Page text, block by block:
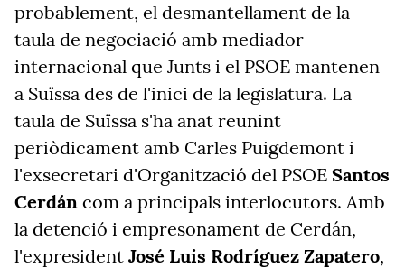
probablement, el desmantellament de la
taula de negociació amb mediador
internacional que Junts i el PSOE mantenen
a Suïssa des de l'inici de la legislatura. La
taula de Suïssa s'ha anat reunint
periòdicament amb Carles Puigdemont i
l'exsecretari d'Organització del PSOE Santos
Cerdán com a principals interlocutors. Amb
la detenció i empresonament de Cerdán,
l'expresident José Luis Rodríguez Zapatero,